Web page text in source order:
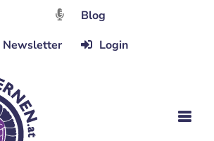
Blog
Newsletter
Login